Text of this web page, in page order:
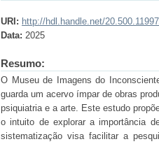
URI: http://hdl.handle.net/
Data: 2025
Resumo:
O Museu de Imagens do
guarda um acervo ímpar de obras
psiquiatria e a arte. Este estudo
o intuito de explorar a importância
sistematização visa facilitar a